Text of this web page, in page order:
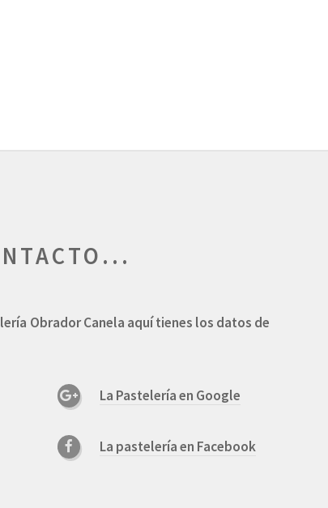
Obrador Canela aquí tienes los datos de
La Pastelería en Google
La pastelería en Facebook